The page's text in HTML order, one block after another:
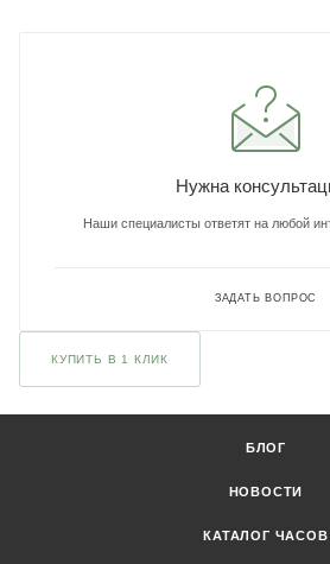
Нужна
Наши специалисты ответят на любой
ЗАДАТЬ ВОПРОС
КУПИТЬ В 1 КЛИК
БЛОГ
НОВОСТИ
КАТАЛОГ ЧАСОВ